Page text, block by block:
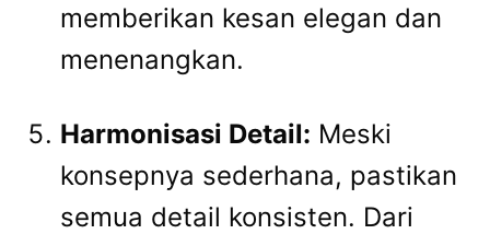
memberikan kesan elegan dan
menenangkan.
Harmonisasi Detail: Meski
konsepnya sederhana, pastikan
semua detail konsisten. Dari